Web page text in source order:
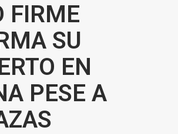
FIRME
SU
EN
PESE A